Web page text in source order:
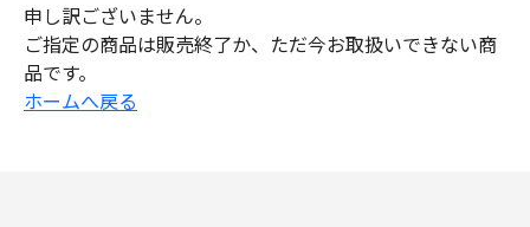
申し訳ございません。
ご指定の商品は販売終了か、ただ今お取扱いできない商
品です。
ホームへ戻る